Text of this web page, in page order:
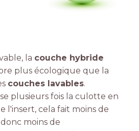
la couche hybride
plus écologique que la
couches lavables.
plusieurs fois la culotte en
l'insert, cela fait moins de
moins de